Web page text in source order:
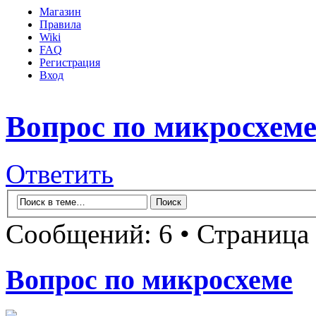
Магазин
Правила
Wiki
FAQ
Регистрация
Вход
Вопрос по микросхеме
Ответить
Сообщений: 6 • Страница
Вопрос по микросхеме